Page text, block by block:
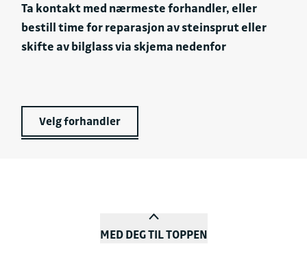
Ta kontakt med nærmeste forhandler, eller
bestill time for reparasjon av steinsprut eller
skifte av bilglass via skjema nedenfor
Velg forhandler
MED DEG TIL TOPPEN